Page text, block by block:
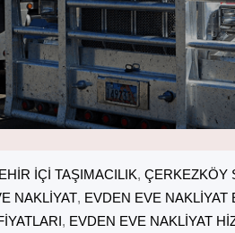
IÇI TAŞIMACILIK, ÇERKEZKÖY
NAKLIYAT, EVDEN EVE NAKLIYAT
, EVDEN EVE NAKLIYAT